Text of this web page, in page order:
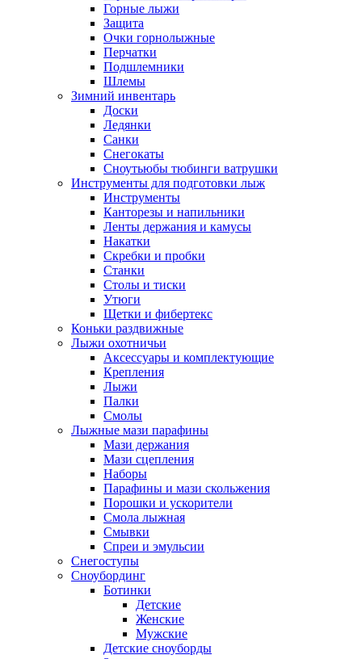
Горные лыжи
Защита
Очки горнолыжные
Перчатки
Подшлемники
Шлемы
Зимний инвентарь
Доски
Ледянки
Санки
Снегокаты
Сноутьюбы тюбинги ватрушки
Инструменты для подготовки лыж
Инструменты
Канторезы и напильники
Ленты держания и камусы
Накатки
Скребки и пробки
Станки
Столы и тиски
Утюги
Щетки и фибертекс
Коньки раздвижные
Лыжи охотничьи
Аксессуары и комплектующие
Крепления
Лыжи
Палки
Смолы
Лыжные мази парафины
Мази держания
Мази сцепления
Наборы
Парафины и мази скольжения
Порошки и ускорители
Смола лыжная
Смывки
Спреи и эмульсии
Снегоступы
Сноубординг
Ботинки
Детские
Женские
Мужские
Детские сноуборды